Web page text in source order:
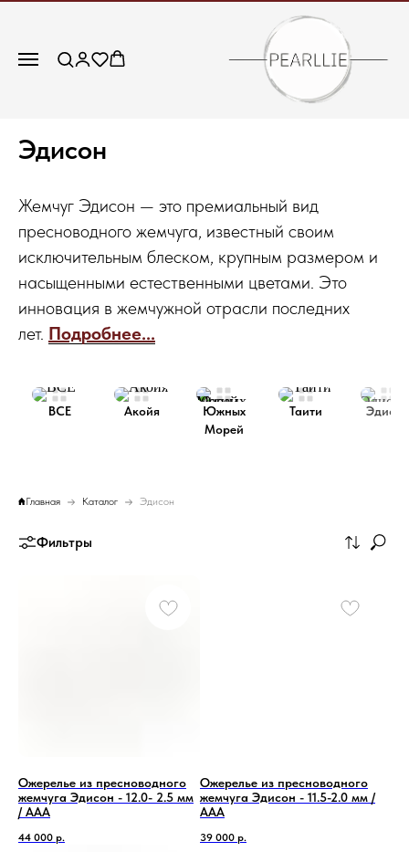
Эдисон
Жемчуг Эдисон — это премиальный вид
пресноводного жемчуга, известный своим
исключительным блеском, крупным размером и
насыщенными естественными цветами. Это
инновация в жемчужной отрасли последних
лет. Подробнее...
ВСЕ Акойя
Южных
Морей
Таити Эдисон
Главная Каталог Эдисон
Фильтры
Ожерелье из пресноводного
жемчуга Эдисон - 12.0- 2.5 мм
/ ААА
44 000 р.
Ожерелье из пресноводного
жемчуга Эдисон - 11.5-2.0 мм /
ААА
39 000 р.